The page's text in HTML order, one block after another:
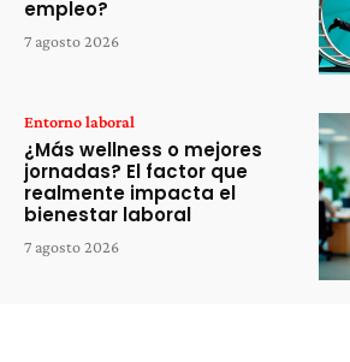
empleo?
7 agosto 2026
Entorno laboral
¿Más wellness o mejores
jornadas? El factor que
realmente impacta el
bienestar laboral
7 agosto 2026